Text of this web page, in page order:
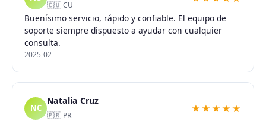
🇨🇺 CU
Buenísimo servicio, rápido y confiable. El equipo de
soporte siempre dispuesto a ayudar con cualquier
consulta.
2025-02
NC
Natalia Cruz
🇵🇷 PR
★★★★★